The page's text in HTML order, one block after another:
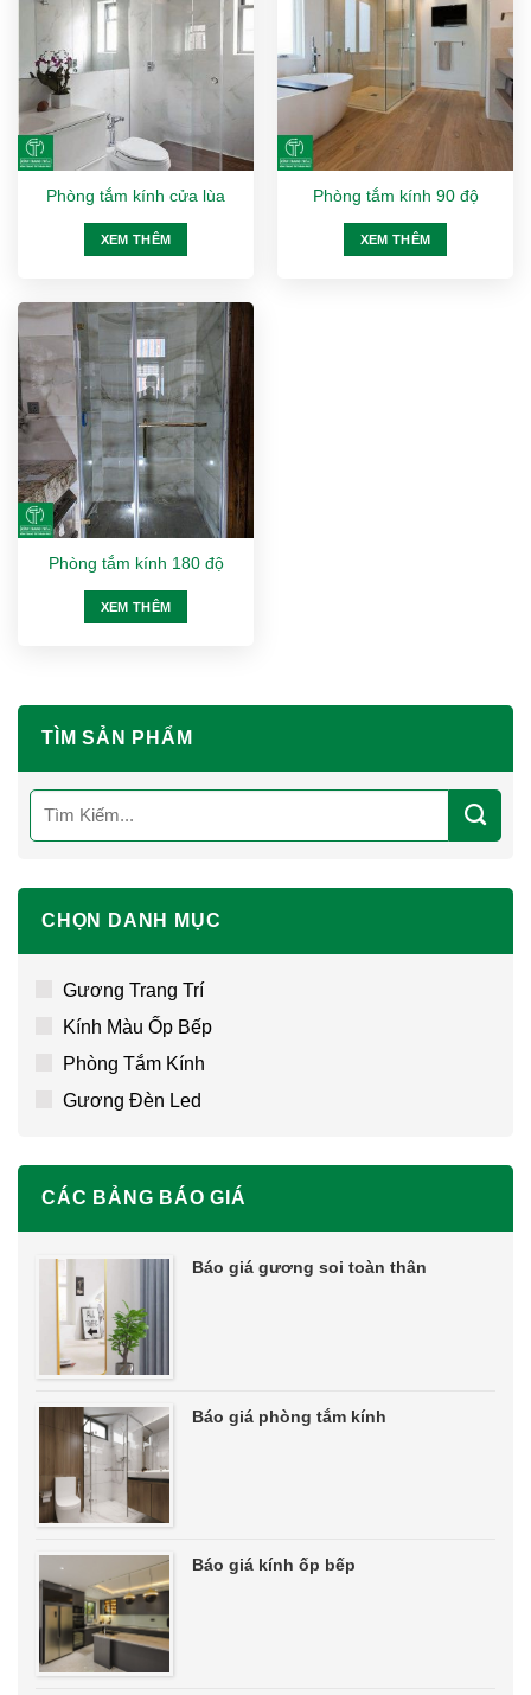
Phòng tắm kính cửa lùa
XEM THÊM
Phòng tắm kính 90 độ
XEM THÊM
Phòng tắm kính 180 độ
XEM THÊM
TÌM SẢN PHẨM
Tìm
CHỌN DANH MỤC
Gương Trang Trí
Kính Màu Ốp Bếp
Phòng Tắm Kính
Gương Đèn Led
CÁC BẢNG BÁO GIÁ
Báo giá gương soi toàn thân
Báo giá phòng tắm kính
Báo giá kính ốp bếp